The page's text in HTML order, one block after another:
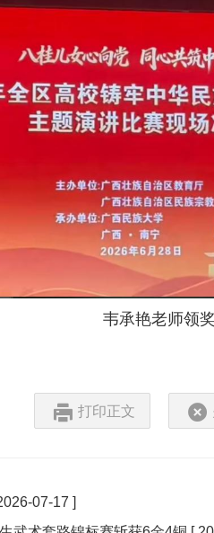
韦承艳老师领奖
打印正文
07-17 ]